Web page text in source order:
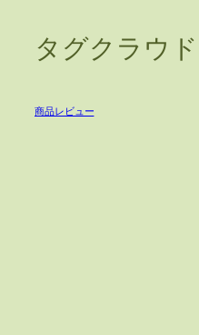
タグクラウド
商品レビュー